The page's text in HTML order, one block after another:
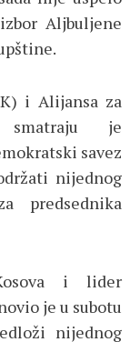
Aljbuljene
i Alijansa za
smatraju je
savez
nijednog
predsednika
i lider
je u subotu
nijednog